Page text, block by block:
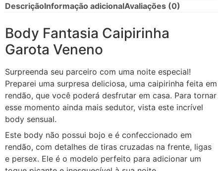
DescriçãoInformação adicionalAvaliações (0)
Body Fantasia Caipirinha
Garota Veneno
Surpreenda seu parceiro com uma noite especial!
Preparei uma surpresa deliciosa, uma caipirinha feita em
rendão, que você poderá desfrutar em casa. Para tornar
esse momento ainda mais sedutor, vista este incrível
body sensual.
Este body não possui bojo e é confeccionado em
rendão, com detalhes de tiras cruzadas na frente, ligas
e persex. Ele é o modelo perfeito para adicionar um